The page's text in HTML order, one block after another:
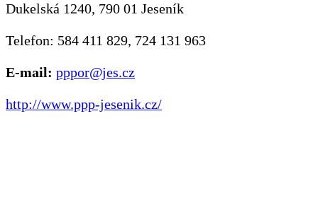
Dukelská 1240, 790 01 Jeseník
Telefon: 584 411 829, 724 131 963
E-mail: pppor@jes.cz
http://www.ppp-jesenik.cz/